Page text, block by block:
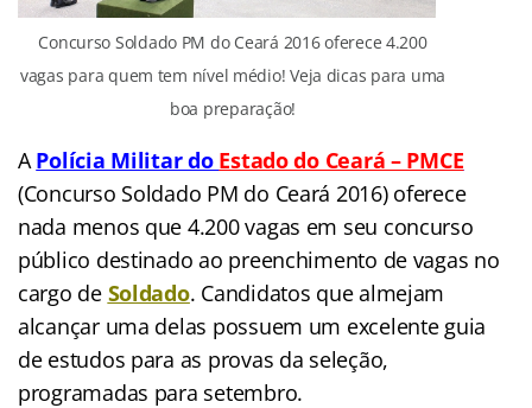
Concurso Soldado PM do Ceará 2016 oferece 4.200
vagas para quem tem nível médio! Veja dicas para uma
boa preparação!
A Polícia Militar do Estado do Ceará – PMCE
(Concurso Soldado PM do Ceará 2016) oferece
nada menos que 4.200 vagas em seu concurso
público destinado ao preenchimento de vagas no
cargo de Soldado. Candidatos que almejam
alcançar uma delas possuem um excelente guia
de estudos para as provas da seleção,
programadas para setembro.